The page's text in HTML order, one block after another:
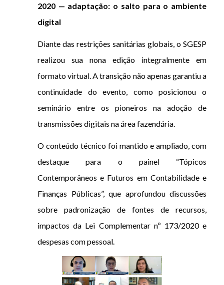
2020 — adaptação: o salto para o ambiente
digital
Diante das restrições sanitárias globais, o SGESP
realizou sua nona edição integralmente em
formato virtual. A transição não apenas garantiu a
continuidade do evento, como posicionou o
seminário entre os pioneiros na adoção de
transmissões digitais na área fazendária.
O conteúdo técnico foi mantido e ampliado, com
destaque para o painel “Tópicos
Contemporâneos e Futuros em Contabilidade e
Finanças Públicas”, que aprofundou discussões
sobre padronização de fontes de recursos,
impactos da Lei Complementar nº 173/2020 e
despesas com pessoal.